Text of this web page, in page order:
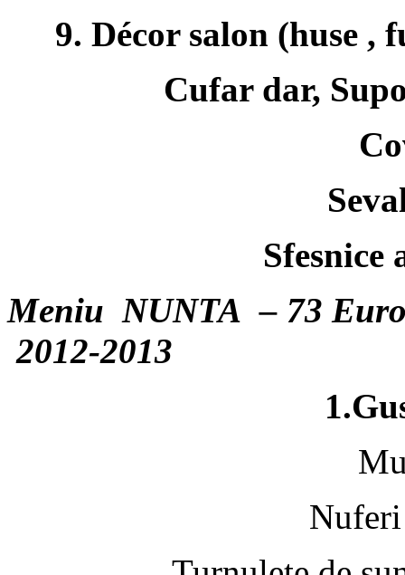
9. Décor salon (huse ,
Cufar dar,
Sfesnice
Meniu NUNTA – 73
2012-2013